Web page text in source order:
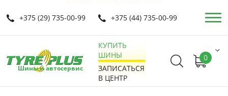
+375 (29) 735-00-99 +375 (44) 735-00-99
Шины и автосервис
КУПИТЬ
ШИНЫ
ЗАПИСАТЬСЯ
В ЦЕНТР
0